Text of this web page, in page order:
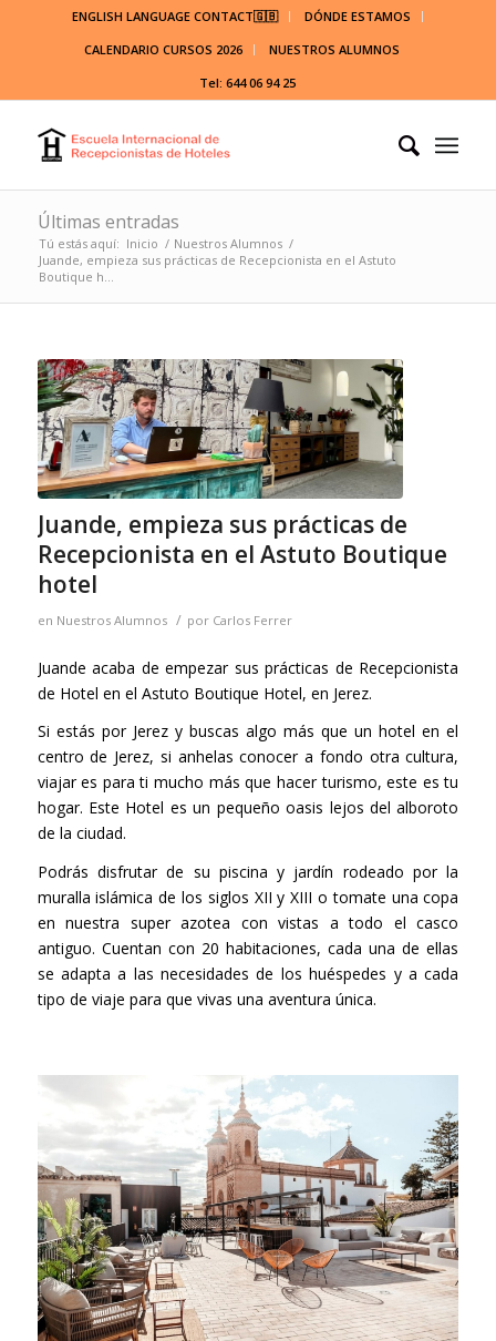
ENGLISH LANGUAGE CONTACT🇬🇧
DÓNDE ESTAMOS
CALENDARIO CURSOS 2026
NUESTROS ALUMNOS
Tel: 644 06 94 25
Últimas entradas
Tú estás aquí: Inicio / Nuestros Alumnos /
Juande, empieza sus prácticas de Recepcionista en el Astuto
Boutique h...
Juande, empieza sus prácticas de
Recepcionista en el Astuto Boutique
hotel
en Nuestros Alumnos / por Carlos Ferrer
Juande acaba de empezar sus prácticas de Recepcionista
de Hotel en el Astuto Boutique Hotel, en Jerez.
Si estás por Jerez y buscas algo más que un hotel en el
centro de Jerez, si anhelas conocer a fondo otra cultura,
viajar es para ti mucho más que hacer turismo, este es tu
hogar. Este Hotel es un pequeño oasis lejos del alboroto
de la ciudad.
Podrás disfrutar de su piscina y jardín rodeado por la
muralla islámica de los siglos XII y XIII o tomate una copa
en nuestra super azotea con vistas a todo el casco
antiguo. Cuentan con 20 habitaciones, cada una de ellas
se adapta a las necesidades de los huéspedes y a cada
tipo de viaje para que vivas una aventura única.